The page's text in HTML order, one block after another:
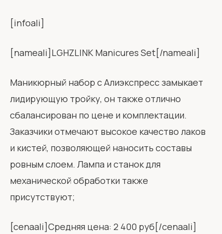
[infoali]
[nameali]LGHZLINK Manicures Set[/nameali]
Маникюрный набор с Алиэкспресс замыкает
лидирующую тройку, он также отлично
сбалансирован по цене и комплектации.
Заказчики отмечают высокое качество лаков
и кистей, позволяющей наносить составы
ровным слоем. Лампа и станок для
механической обработки также
присутствуют;
[cenaali]Средняя цена: 2 400 руб[/cenaali]